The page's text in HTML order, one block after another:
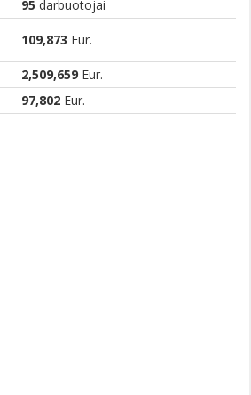
95 darbuotojai
109,873 Eur.
2,509,659 Eur.
97,802 Eur.